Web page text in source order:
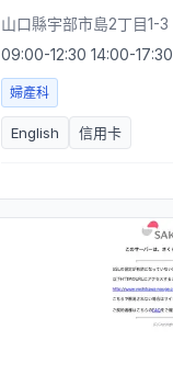
山口縣宇部市島2丁目1-3
09:00-12:30 14:00-17:30
婦產科
English 信用卡